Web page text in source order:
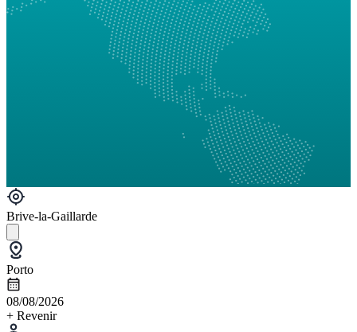
Brive-la-Gaillarde
Porto
08/08/2026
+ Revenir